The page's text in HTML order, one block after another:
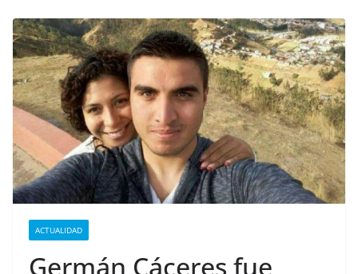
ACTUALIDAD
Germán Cáceres fue